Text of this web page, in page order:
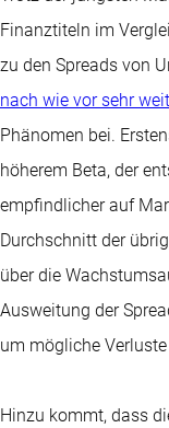
Finanztiteln im
zu den Spreads von
nach wie vor sehr weit
Phänomen bei.
höherem Beta, der
empfindlicher auf
Durchschnitt der
über die
Ausweitung der
um mögliche
Hinzu kommt, dass